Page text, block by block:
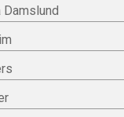
Damslund